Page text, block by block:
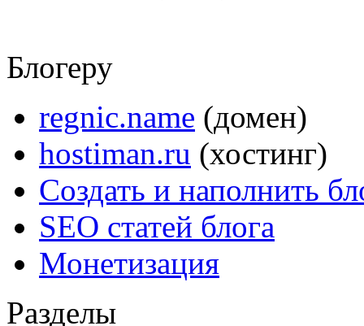
Блогеру
regnic.name (домен)
hostiman.ru (хостинг)
Создать и наполнить
SEO статей блога
Монетизация
Разделы